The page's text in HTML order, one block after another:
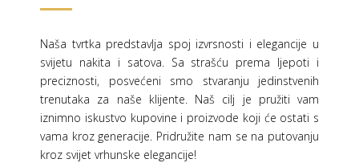
Naša tvrtka predstavlja spoj izvrsnosti i elegancije u
svijetu nakita i satova. Sa strašću prema ljepoti i
preciznosti, posvećeni smo stvaranju jedinstvenih
trenutaka za naše klijente. Naš cilj je pružiti vam
iznimno iskustvo kupovine i proizvode koji će ostati s
vama kroz generacije. Pridružite nam se na putovanju
kroz svijet vrhunske elegancije!